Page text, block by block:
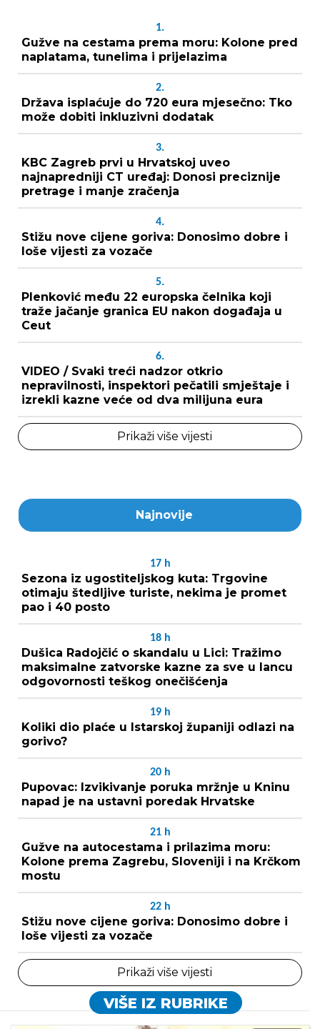
1.
Gužve na cestama prema moru: Kolone pred
naplatama, tunelima i prijelazima
2.
Država isplaćuje do 720 eura mjesečno: Tko
može dobiti inkluzivni dodatak
3.
KBC Zagreb prvi u Hrvatskoj uveo
najnapredniji CT uređaj: Donosi preciznije
pretrage i manje zračenja
4.
Stižu nove cijene goriva: Donosimo dobre i
loše vijesti za vozače
5.
Plenković među 22 europska čelnika koji
traže jačanje granica EU nakon događaja u
Ceut
6.
VIDEO / Svaki treći nadzor otkrio
nepravilnosti, inspektori pečatili smještaje i
izrekli kazne veće od dva milijuna eura
Prikaži više vijesti
Najnovije
17 h
Sezona iz ugostiteljskog kuta: Trgovine
otimaju štedljive turiste, nekima je promet
pao i 40 posto
18 h
Dušica Radojčić o skandalu u Lici: Tražimo
maksimalne zatvorske kazne za sve u lancu
odgovornosti teškog onečišćenja
19 h
Koliki dio plaće u Istarskoj županiji odlazi na
gorivo?
20 h
Pupovac: Izvikivanje poruka mržnje u Kninu
napad je na ustavni poredak Hrvatske
21 h
Gužve na autocestama i prilazima moru:
Kolone prema Zagrebu, Sloveniji i na Krčkom
mostu
22 h
Stižu nove cijene goriva: Donosimo dobre i
loše vijesti za vozače
Prikaži više vijesti
VIŠE IZ RUBRIKE